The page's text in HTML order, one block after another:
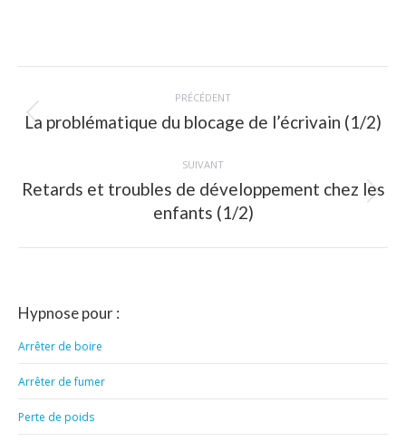
article
PRÉCÉDENT
Article
La problématique du blocage de l’écrivain (1/2)
SUIVANT
Article
suivant
Retards et troubles de développement chez les
enfants (1/2)
Hypnose pour :
Arrêter de boire
Arrêter de fumer
Perte de poids